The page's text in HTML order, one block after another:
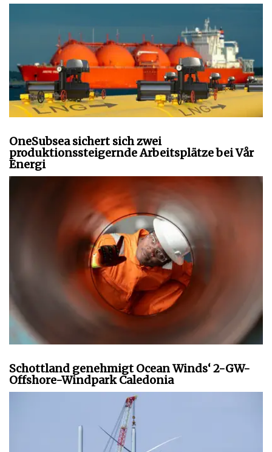
OneSubsea sichert sich zwei
produktionssteigernde Arbeitsplätze bei Vår
Energi
Schottland genehmigt Ocean Winds‘ 2-GW-
Offshore-Windpark Caledonia